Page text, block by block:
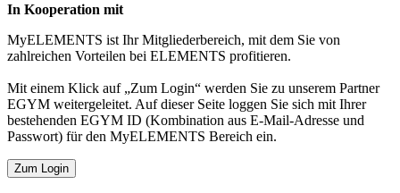
In Kooperation mit
MyELEMENTS ist Ihr Mitgliederbereich, mit dem Sie von
zahlreichen Vorteilen bei ELEMENTS profitieren.
Mit einem Klick auf „Zum Login“ werden Sie zu unserem Partner
EGYM weitergeleitet. Auf dieser Seite loggen Sie sich mit Ihrer
bestehenden EGYM ID (Kombination aus E-Mail-Adresse und
Passwort) für den MyELEMENTS Bereich ein.
Zum Login